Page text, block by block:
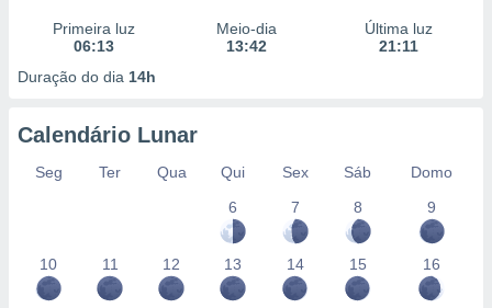
Primeira luz
06:13
Meio-dia
13:42
Última luz
21:11
Duração do dia 14h
Calendário Lunar
Seg Ter Qua Qui Sex Sáb
Domo
6
7 8 9
10 11 12 13 14 15 16